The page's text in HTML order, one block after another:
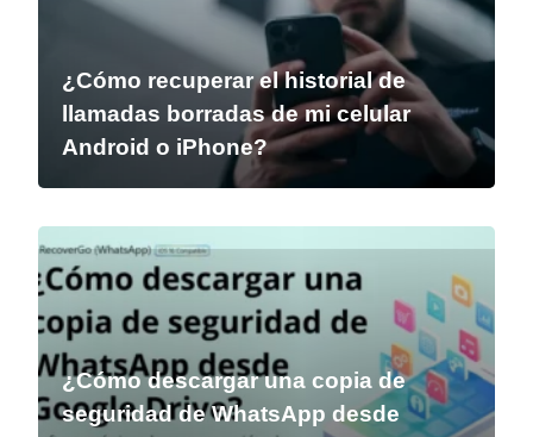
¿Cómo recuperar el historial de
llamadas borradas de mi celular
Android o iPhone?
¿Cómo descargar una copia de
seguridad de WhatsApp desde